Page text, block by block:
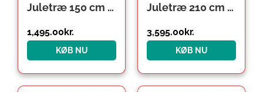
Juletræ 150 cm Maria med LED lys og orange julekugler
1,495.00kr.
KØB NU
Juletræ 210 cm Spritzguss med 392 LED lys og røde kugler
3,595.00kr.
KØB NU